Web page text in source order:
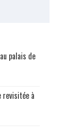
palais de
revisitée à